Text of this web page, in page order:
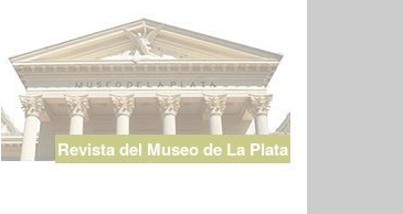
Revista del Museo de La Plata